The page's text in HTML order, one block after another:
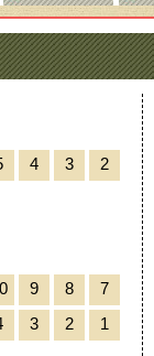
4 3
2
9 8
7
3 2 1